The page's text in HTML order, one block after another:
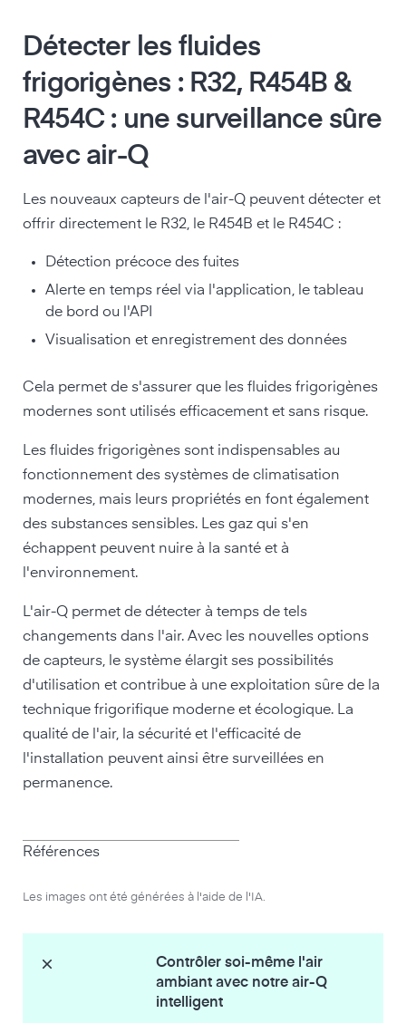
Détecter les fluides
frigorigènes : R32, R454B &
R454C : une surveillance sûre
avec air-Q
Les nouveaux capteurs de l'air-Q peuvent détecter et
offrir directement le R32, le R454B et le R454C :
Détection précoce des fuites
Alerte en temps réel via l'application, le tableau
de bord ou l'API
Visualisation et enregistrement des données
Cela permet de s'assurer que les fluides frigorigènes
modernes sont utilisés efficacement et sans risque.
Les fluides frigorigènes sont indispensables au
fonctionnement des systèmes de climatisation
modernes, mais leurs propriétés en font également
des substances sensibles. Les gaz qui s'en
échappent peuvent nuire à la santé et à
l'environnement.
L'air-Q permet de détecter à temps de tels
changements dans l'air. Avec les nouvelles options
de capteurs, le système élargit ses possibilités
d'utilisation et contribue à une exploitation sûre de la
technique frigorifique moderne et écologique. La
qualité de l'air, la sécurité et l'efficacité de
l'installation peuvent ainsi être surveillées en
permanence.
Références
Les images ont été générées à l'aide de l'IA.
Contrôler soi-même l'air
ambiant avec notre air-Q
intelligent